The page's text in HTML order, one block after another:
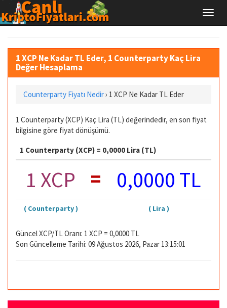
1 XCP Ne Kadar TL Eder, 1 Counterparty Kaç Lira
Değer Hesaplama
Counterparty Fiyatı Nedir› 1 XCP Ne Kadar TL Eder
1 Counterparty (XCP) Kaç Lira (TL) değerindedir, en son fiyat
bilgisine göre fiyat dönüşümü.
1 Counterparty (XCP) = 0,0000 Lira (TL)
1 XCP = 0,0000 TL
( Counterparty ) ( Lira )
Güncel XCP/TL Oranı: 1 XCP = 0,0000 TL
Son Güncelleme Tarihi: 09 Ağustos 2026, Pazar 13:15:01